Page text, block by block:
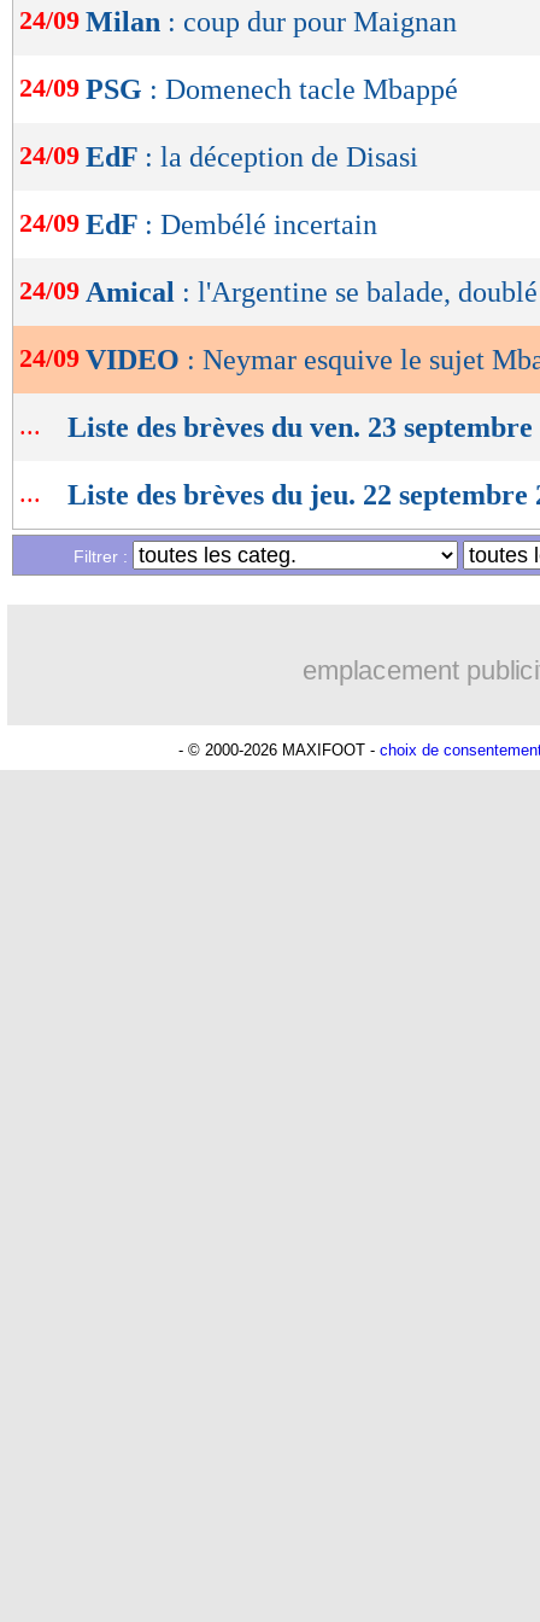
de
OK
24/09 Milan : coup dur pour Maignan
24/09 PSG : Domenech tacle Mbappé
24/09 EdF : la déception de Disasi
24/09 EdF : Dembélé incertain
24/09 Amical : l'Argentine se balade,
24/09 VIDEO : Neymar esquive le sujet
... Liste des brèves du ven. 23 septembre
... Liste des brèves du jeu. 22 septembre
Filtrer :
emplacement
- © 2000-2026 MAXIFOOT - choix de